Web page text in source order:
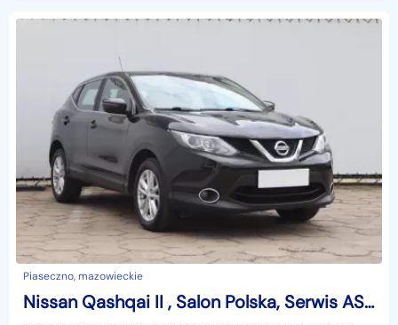
Piaseczno, mazowieckie
Nissan Qashqai II , Salon Polska, Serwis ASO, Klimatronic, Tempomat, Parktronic